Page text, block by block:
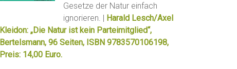
Gesetze der Natur einfach
ignorieren. | Harald Lesch/Axel
Kleidon: „Die Natur ist kein Parteimitglied“,
Bertelsmann, 96 Seiten, ISBN 9783570106198,
Preis: 14,00 Euro.